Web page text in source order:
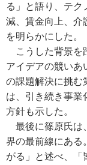
る」と語り、テク
減、賃金向上、介
を明らかにした。
こうした背景を
アイデアの競いあ
の課題解決に挑む
は、引き続き事業
方針も示した。
最後に篠原氏は
界の最前線にある
がる」と述べ、「